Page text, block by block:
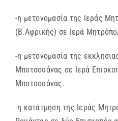
-η μετονομασία της Ιεράς
(Β.Αφρικής) σε Ιερά
-η μετονομασία της
Μποτσουάνας σε Ιερά
Μποτσουάνας.
-η κατάτμηση της Ιεράς